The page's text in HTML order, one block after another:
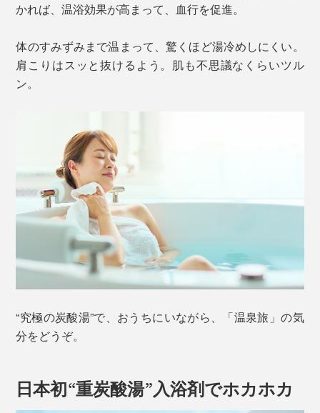
かれば、温浴効果が高まって、血行を促進。
体のすみずみまで温まって、驚くほど湯冷めしにくい。
肩こりはスッと抜けるよう。肌も不思議なくらいツル
ン。
“究極の炭酸湯”で、おうちにいながら、「温泉旅」の気
分をどうぞ。
日本初“重炭酸湯”入浴剤でホカホカ